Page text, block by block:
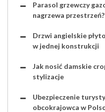
Parasol grzewczy
nagrzewa przestrzeń?
Drzwi angielskie
w jednej konstrukcji
Jak nosić damskie
stylizacje
Ubezpieczenie
obcokrajowca w